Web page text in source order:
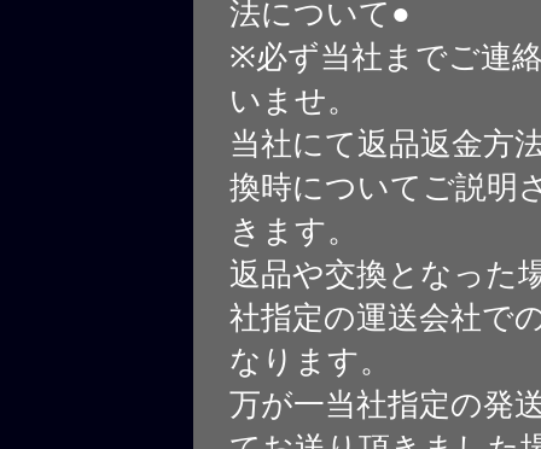
法について●
※必ず当社までご連
いませ。
当社にて返品返金方
換時についてご説明
きます。
返品や交換となった
社指定の運送会社で
なります。
万が一当社指定の発